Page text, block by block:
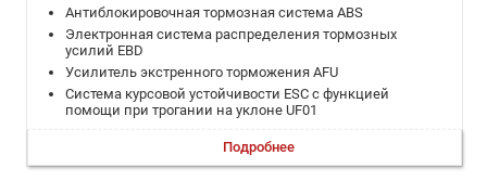
Антиблокировочная тормозная система ABS
Электронная система распределения тормозных
усилий EBD
Усилитель экстренного торможения AFU
Система курсовой устойчивости ESC с функцией
помощи при трогании на уклоне UF01
Фронтальная подушка безопасности переднего
пассажира - 12 000 ₽
Подробнее